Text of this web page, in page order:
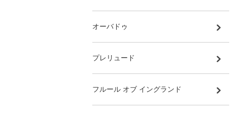
オーバドゥ
プレリュード
フルール オブ イングランド